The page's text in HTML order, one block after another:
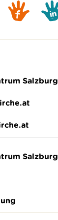
Salzburg
Salzburg